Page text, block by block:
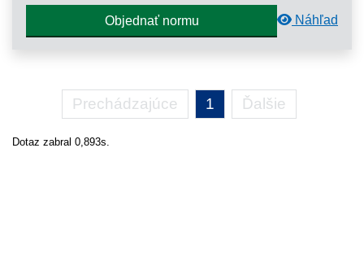
Objednať normu Náhľad
Prechádzajúce 1 Ďalšie
Dotaz zabral 0,893s.